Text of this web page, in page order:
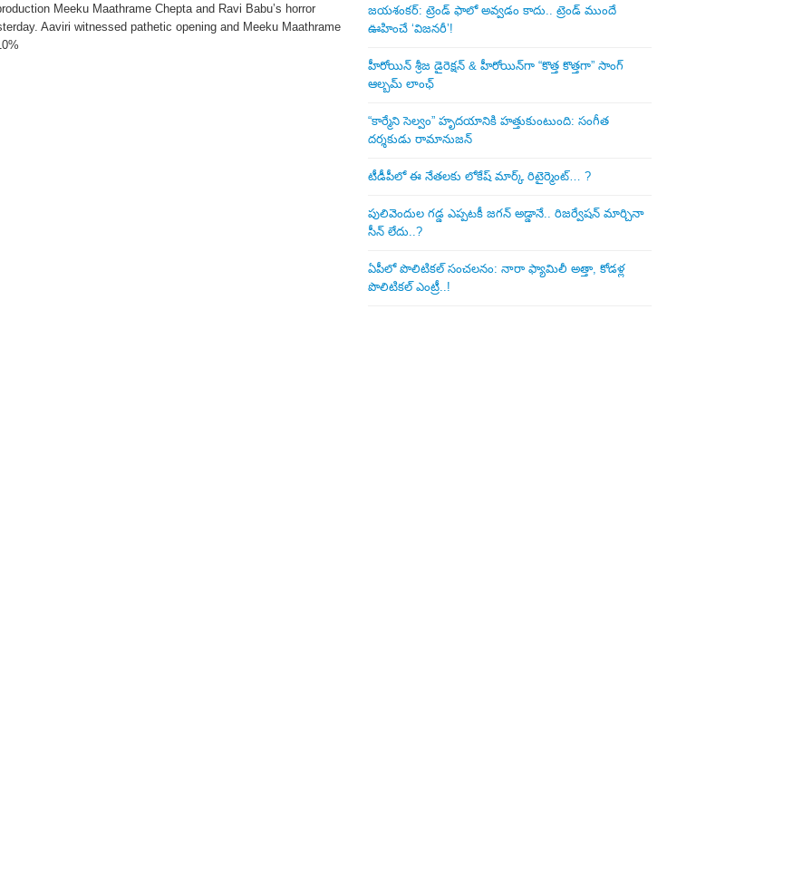
Meeku Maathrame Chepta and Ravi Babu’s horror
Aaviri witnessed pathetic opening and Meeku Maathrame
జయశంకర్: ట్రెండ్‌ ఫాలో అవ్వడం కాదు.. ట్రెండ్‌ ముందే
ఊహించే ‘విజనరీ’!
హీరోయిన్ శ్రీజ డైరెక్ష‌న్ & హీరోయిన్‌గా “కొత్త కొత్తగా” సాంగ్
ఆల్బమ్ లాంఛ్
“కార్మేని సెల్వం” హృదయానికి హత్తుకుంటుంది: సంగీత
దర్శకుడు రామానుజన్
టీడీపీలో ఈ నేత‌ల‌కు లోకేష్ మార్క్ రిటైర్మెంట్‌… ?
పులివెందుల గ‌డ్డ ఎప్ప‌ట‌కీ జ‌గ‌న్ అడ్డానే.. రిజ‌ర్వేష‌న్ మార్చినా
సీన్ లేదు..?
ఏపీలో పొలిటిక‌ల్ సంచ‌ల‌నం: నారా ఫ్యామిలీ అత్తా, కోడ‌ళ్ల
పొలిటికల్ ఎంట్రీ..!